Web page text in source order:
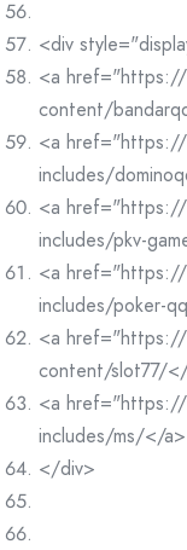
<div
<a
content/
<a
includes/
<a
includes/pkv-
<a
includes/poker-
<a
content/slot77/
<a
includes/ms/</a>
</div>